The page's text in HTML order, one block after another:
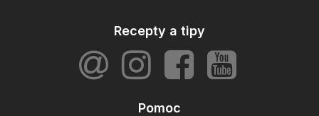
Recepty a tipy
Pomoc